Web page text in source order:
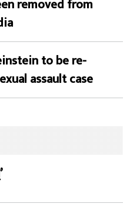
removed from
to be re-
assault case